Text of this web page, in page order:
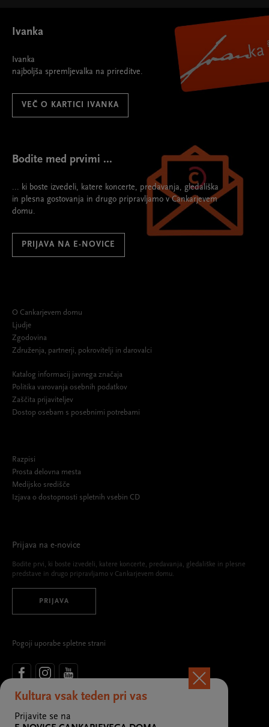
Ivanka
Ivanka
najboljša spremljevalka na prireditve.
VEČ O KARTICI IVANKA
Bodite med prvimi ...
... ki boste izvedeli, katere koncerte, predavanja, gledališka
in plesna gostovanja in drugo pripravljamo v Cankarjevem
domu.
PRIJAVA NA E-NOVICE
Kultura vsak teden pri vas
Prijavite se na
O Cankarjevem domu
Ljudje
Zgodovina
Združenja, partnerji, pokrovitelji in darovalci
Katalog informacij javnega značaja
Politika varovanja osebnih podatkov
Zaščita prijaviteljev
Dostop osebam s posebnimi potrebami
Razpisi
Prosta delovna mesta
Medijsko središče
Izjava o dostopnosti spletnih vsebin CD
Prijava na e-novice
Bodite prvi, ki boste izvedeli, katere koncerte, predavanja, gledališke in plesne
predstave in drugo pripravljamo v Cankarjevem domu.
PRIJAVA
Pogoji uporabe spletne strani
Ustanovitelj in glavni sofinancer kulturno-umetniškega programa